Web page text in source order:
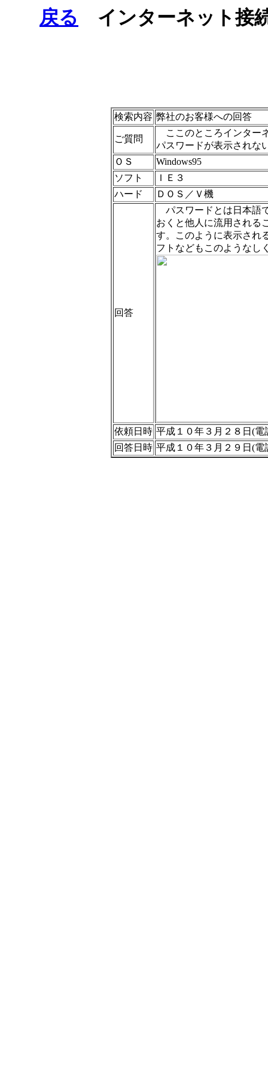
戻る インターネット接
検索内容 弊社のお客様への回答
ご質問
ここのところインター
パスワードが表示されな
ＯＳ
Windows95
ソフト
ＩＥ３
ハード
ＤＯＳ／Ｖ機
回答
パスワードとは日本語
おくと他人に流用される
す。このように表示され
フトなどもこのようなし
依頼日時 平成１０年３月２８日(電
回答日時 平成１０年３月２９日(電